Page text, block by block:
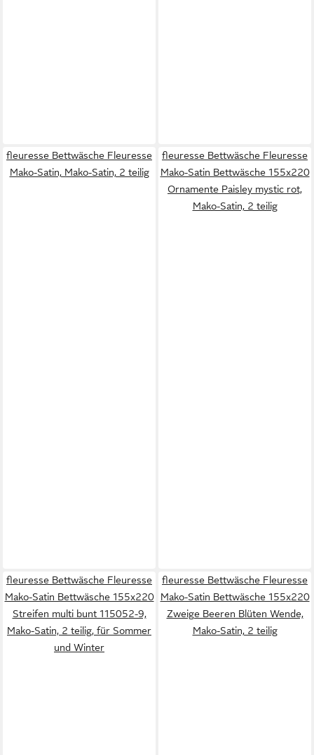
fleuresse Bettwäsche Fleuresse
Mako-Satin, Mako-Satin, 2 teilig
fleuresse Bettwäsche Fleuresse
Mako-Satin Bettwäsche 155x220
Ornamente Paisley mystic rot,
Mako-Satin, 2 teilig
fleuresse Bettwäsche Fleuresse
Mako-Satin Bettwäsche 155x220
Streifen multi bunt 115052-9,
Mako-Satin, 2 teilig, für Sommer
und Winter
fleuresse Bettwäsche Fleuresse
Mako-Satin Bettwäsche 155x220
Zweige Beeren Blüten Wende,
Mako-Satin, 2 teilig